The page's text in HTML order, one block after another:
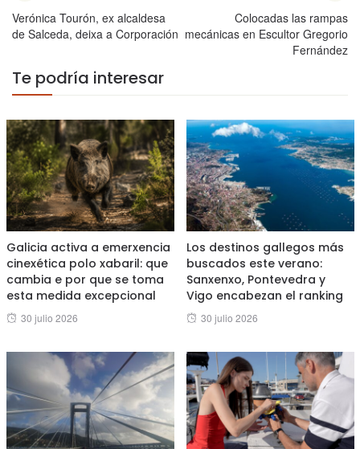
Verónica Tourón, ex alcaldesa
de Salceda, deixa a Corporación
Colocadas las rampas
mecánicas en Escultor Gregorio
Fernández
Te podría interesar
Galicia activa a emerxencia
cinexética polo xabaril: que
cambia e por que se toma
esta medida excepcional
Posted
30 julio 2026
Los destinos gallegos más
buscados este verano:
Sanxenxo, Pontevedra y
Vigo encabezan el ranking
Posted
30 julio 2026